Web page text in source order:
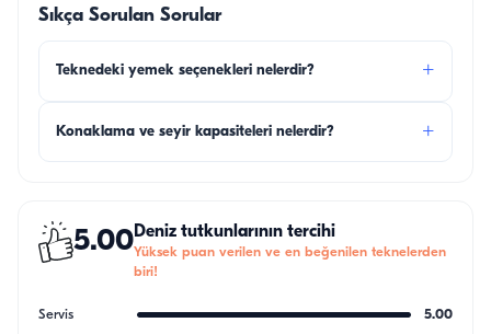
Sıkça Sorulan Sorular
Teknedeki yemek seçenekleri nelerdir? +
Konaklama ve seyir kapasiteleri nelerdir? +
5.00Deniz tutkunlarının tercihi
Yüksek puan verilen ve en beğenilen teknelerden
biri!
Servis 5.00